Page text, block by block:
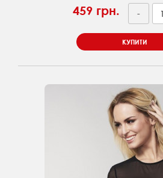
459 грн. -
КУПИТИ